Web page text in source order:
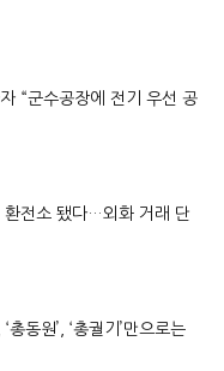
“군수공장에 전기 우선 공
환전소 됐다…외화 거래 단
총동원’, ‘총궐기’만으로는